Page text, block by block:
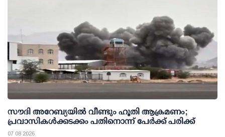
സൗദി അറേബ്യയില്‍ വീണ്ടും ഹൂതി ആക്രമണം;
പ്രവാസികള്‍ക്കടക്കം പതിനൊന്ന് പേര്‍ക്ക് പരിക്ക്
07 08 2026